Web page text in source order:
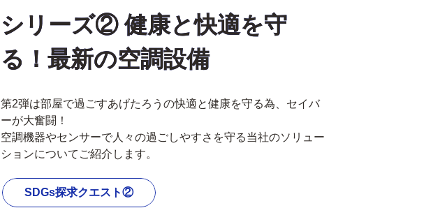
シリーズ② 健康と快適を守
る！最新の空調設備
第2弾は部屋で過ごすあげたろうの快適と健康を守る為、セイバ
ーが大奮闘！
空調機器やセンサーで人々の過ごしやすさを守る当社のソリュー
ションについてご紹介します。
SDGs探求クエスト②